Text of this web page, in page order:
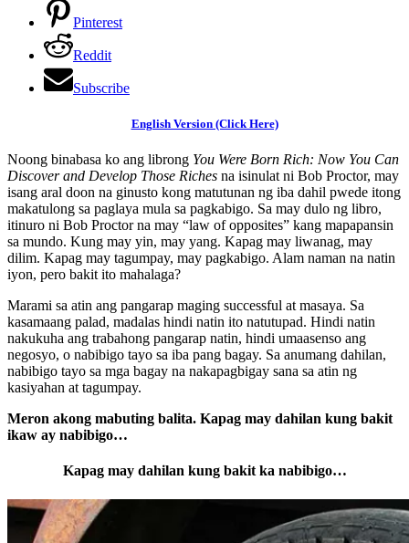
Pinterest
Reddit
Subscribe
English Version (Click Here)
Noong binabasa ko ang librong You Were Born Rich: Now You Can
Discover and Develop Those Riches na isinulat ni Bob Proctor, may
isang aral doon na ginusto kong matutunan ng iba dahil pwede itong
makatulong sa paglaya mula sa pagkabigo. Sa may dulo ng libro,
itinuro ni Bob Proctor na may “law of opposites” kang mapapansin
sa mundo. Kung may yin, may yang. Kapag may liwanag, may
dilim. Kapag may tagumpay, may pagkabigo. Alam naman na natin
iyon, pero bakit ito mahalaga?
Marami sa atin ang pangarap maging successful at masaya. Sa
kasamaang palad, madalas hindi natin ito natutupad. Hindi natin
nakukuha ang trabahong pangarap natin, hindi umaasenso ang
negosyo, o nabibigo tayo sa iba pang bagay. Sa anumang dahilan,
nabibigo tayo sa mga bagay na nakapagbigay sana sa atin ng
kasiyahan at tagumpay.
Meron akong mabuting balita. Kapag may dahilan kung bakit
ikaw ay nabibigo…
Kapag may dahilan kung bakit ka nabibigo…